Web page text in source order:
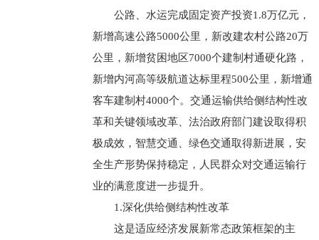
公路、水运完成固定资产投资1.8万亿元，
新增高速公路5000公里，新改建农村公路20万
公里，新增贫困地区7000个建制村通硬化路，
新增内河高等级航道达标里程500公里，新增通
客车建制村4000个。交通运输供给侧结构性改
革和关键领域改革、法治政府部门建设取得积
极成效，智慧交通、绿色交通取得新进展，安
全生产形势保持稳定，人民群众对交通运输行
业的满意度进一步提升。
1.深化供给侧结构性改革
这是适应经济发展新常态政策框架的主